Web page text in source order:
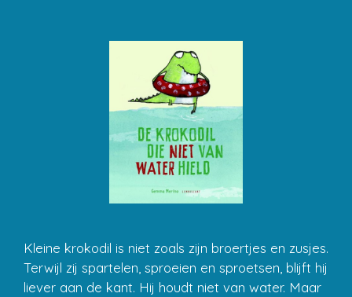
Kleine krokodil is niet zoals zijn broertjes en zusjes.
Terwijl zij spartelen, sproeien en sproetsen, blijft hij
liever aan de kant. Hij houdt niet van water. Maar